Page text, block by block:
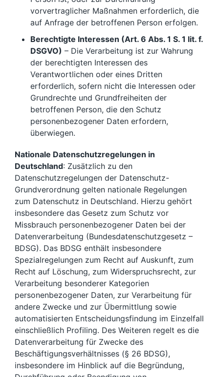
vorvertraglicher Maßnahmen erforderlich, die
auf Anfrage der betroffenen Person erfolgen.
Berechtigte Interessen (Art. 6 Abs. 1 S. 1 lit. f.
DSGVO) – Die Verarbeitung ist zur Wahrung
der berechtigten Interessen des
Verantwortlichen oder eines Dritten
erforderlich, sofern nicht die Interessen oder
Grundrechte und Grundfreiheiten der
betroffenen Person, die den Schutz
personenbezogener Daten erfordern,
überwiegen.
Nationale Datenschutzregelungen in
Deutschland: Zusätzlich zu den
Datenschutzregelungen der Datenschutz-
Grundverordnung gelten nationale Regelungen
zum Datenschutz in Deutschland. Hierzu gehört
insbesondere das Gesetz zum Schutz vor
Missbrauch personenbezogener Daten bei der
Datenverarbeitung (Bundesdatenschutzgesetz –
BDSG). Das BDSG enthält insbesondere
Spezialregelungen zum Recht auf Auskunft, zum
Recht auf Löschung, zum Widerspruchsrecht, zur
Verarbeitung besonderer Kategorien
personenbezogener Daten, zur Verarbeitung für
andere Zwecke und zur Übermittlung sowie
automatisierten Entscheidungsfindung im Einzelfall
einschließlich Profiling. Des Weiteren regelt es die
Datenverarbeitung für Zwecke des
Beschäftigungsverhältnisses (§ 26 BDSG),
insbesondere im Hinblick auf die Begründung,